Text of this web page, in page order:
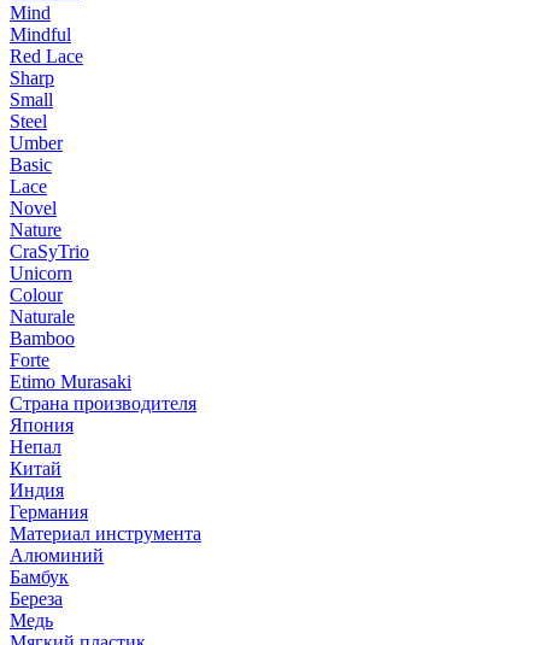
Mind
Mindful
Red Lace
Sharp
Small
Steel
Umber
Basic
Lace
Novel
Nature
CraSyTrio
Unicorn
Colour
Naturale
Bamboo
Forte
Etimo Murasaki
Страна производителя
Япония
Непал
Китай
Индия
Германия
Материал инструмента
Алюминий
Бамбук
Береза
Медь